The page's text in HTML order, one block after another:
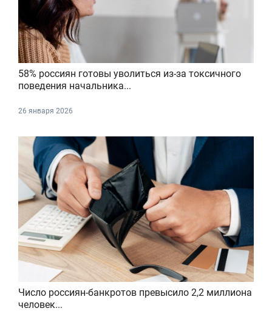
58% россиян готовы уволиться из-за токсичного
поведения начальника...
26 января 2026
Число россиян-банкротов превысило 2,2 миллиона
человек...